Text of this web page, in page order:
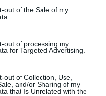
out of the Sale of my
out of processing my
for Targeted Advertising.
out of Collection, Use,
and/or Sharing of my
that Is Unrelated with the
Márk, Vogel Soma –
Gergő, Hárai Balázs,
Márton, Vigvári Vince,
kapitány: Varga Zsolt.
Alda, Neszmély